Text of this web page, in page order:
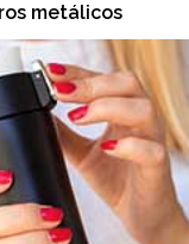
metálicos